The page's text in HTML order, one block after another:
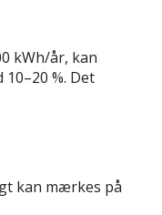
kWh/år, kan
%. Det
kan mærkes på